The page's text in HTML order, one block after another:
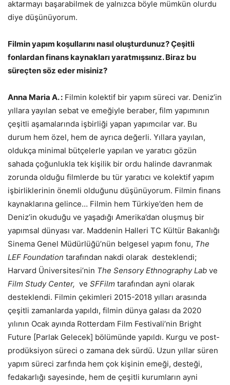
aktarmayı başarabilmek de yalnızca böyle mümkün olurdu
diye düşünüyorum.
Filmin yapım koşullarını nasıl oluşturdunuz? Çeşitli
fonlardan finans kaynakları yaratmışsınız. Biraz bu
süreçten söz eder misiniz?
Anna Maria A. : Filmin kolektif bir yapım süreci var. Deniz’in
yıllara yayılan sebat ve emeğiyle beraber, film yapımının
çeşitli aşamalarında işbirliği yapan yapımcılar var. Bu
durum hem özel, hem de ayrıca değerli. Yıllara yayılan,
oldukça minimal bütçelerle yapılan ve yaratıcı gözün
sahada çoğunlukla tek kişilik bir ordu halinde davranmak
zorunda olduğu filmlerde bu tür yaratıcı ve kolektif yapım
işbirliklerinin önemli olduğunu düşünüyorum. Filmin finans
kaynaklarına gelince… Filmin hem Türkiye’den hem de
Deniz’in okuduğu ve yaşadığı Amerika’dan oluşmuş bir
yapımsal dünyası var. Maddenin Halleri TC Kültür Bakanlığı
Sinema Genel Müdürlüğü’nün belgesel yapım fonu, The
LEF Foundation tarafından nakdi olarak desteklendi;
Harvard Üniversitesi’nin The Sensory Ethnography Lab ve
Film Study Center, ve SFFilm tarafından ayni olarak
desteklendi. Filmin çekimleri 2015-2018 yılları arasında
çeşitli zamanlarda yapıldı, filmin dünya galası da 2020
yılının Ocak ayında Rotterdam Film Festivali’nin Bright
Future [Parlak Gelecek] bölümünde yapıldı. Kurgu ve post-
prodüksiyon süreci o zamana dek sürdü. Uzun yıllar süren
yapım süreci zarfında hem çok kişinin emeği, desteği,
fedakarlığı sayesinde, hem de çeşitli kurumların ayni